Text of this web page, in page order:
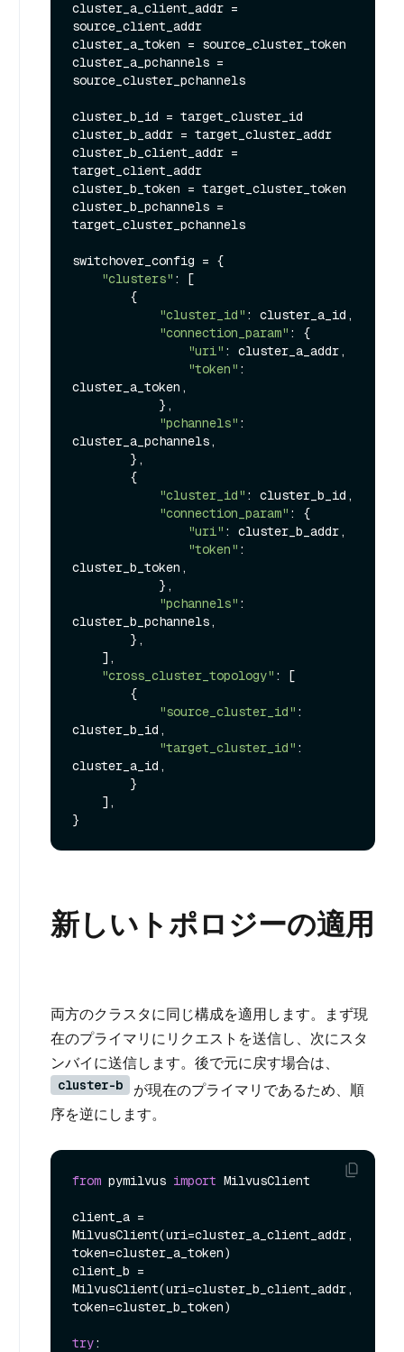
cluster_a_client_addr =
source_client_addr
cluster_a_token = source_cluster_token
cluster_a_pchannels =
source_cluster_pchannels
cluster_b_id = target_cluster_id
cluster_b_addr = target_cluster_addr
cluster_b_client_addr =
target_client_addr
cluster_b_token = target_cluster_token
cluster_b_pchannels =
target_cluster_pchannels
switchover_config = {
"clusters" : [
"cluster_id" : cluster_a_id,
"connection_param" : {
"uri" : cluster_a_addr,
"token" :
cluster_a_token,
"pchannels" :
cluster_a_pchannels,
"cluster_id" : cluster_b_id,
"connection_param" : {
"uri" : cluster_b_addr,
"token" :
cluster_b_token,
"pchannels" :
cluster_b_pchannels,
"cross_cluster_topology" : [
"source_cluster_id" :
cluster_b_id,
"target_cluster_id" :
cluster_a_id,
新しいトポロジーの適用
両方のクラスタに同じ構成を適用します。まず現
在のプライマリにリクエストを送信し、次にスタ
ンバイに送信します。後で元に戻す場合は、
cluster-b
が現在のプライマリであるため、順
序を逆にします。
from pymilvus import MilvusClient
client_a =
MilvusClient(uri=cluster_a_client_addr,
token=cluster_a_token)
client_b =
MilvusClient(uri=cluster_b_client_addr,
token=cluster_b_token)
try: